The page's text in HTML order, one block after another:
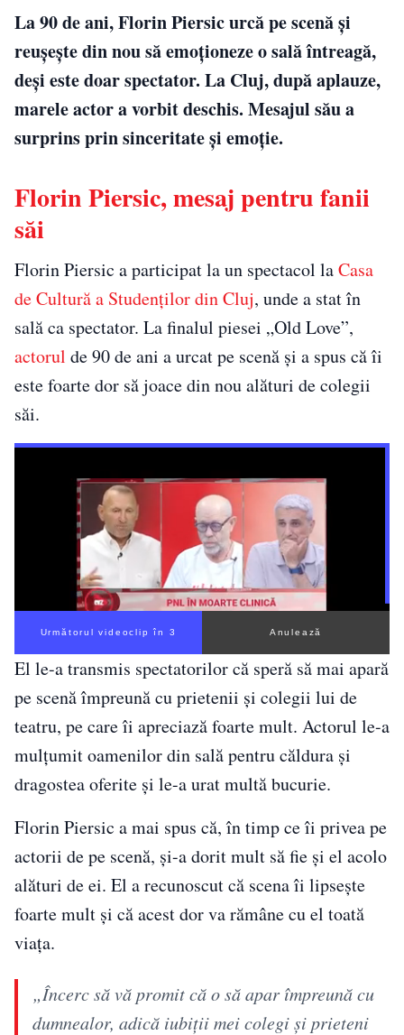
La 90 de ani, Florin Piersic urcă pe scenă și
reușește din nou să emoționeze o sală întreagă,
deși este doar spectator. La Cluj, după aplauze,
marele actor a vorbit deschis. Mesajul său a
surprins prin sinceritate și emoție.
Florin Piersic, mesaj pentru fanii
săi
Florin Piersic a participat la un spectacol laCasa
de Cultură a Studenților din Cluj, unde a stat în
sală ca spectator. La finalul piesei „Old Love”,
actorul de 90 de ani a urcat pe scenă și a spus că îi
este foarte dor să joace din nou alături de colegii
săi.
Următorul videoclip în 2 Anulează
El le-a transmis spectatorilor că speră să mai apară
pe scenă împreună cu prietenii și colegii lui de
teatru, pe care îi apreciază foarte mult. Actorul le-a
mulțumit oamenilor din sală pentru căldura și
dragostea oferite și le-a urat multă bucurie.
Florin Piersic a mai spus că, în timp ce îi privea pe
actorii de pe scenă, și-a dorit mult să fie și el acolo
alături de ei. El a recunoscut că scena îi lipsește
foarte mult și că acest dor va rămâne cu el toată
viața.
„Încerc să vă promit că o să apar împreună cu
dumnealor, adică iubiții mei colegi și prieteni